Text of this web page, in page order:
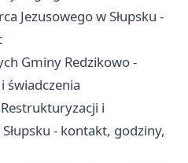
Jezusowego w Słupsku -
Gminy Redzikowo -
świadczenia
i
- kontakt, godziny,